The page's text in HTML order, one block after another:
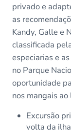
privado e
as
Kandy, Galle e
classificada
especiarias e
no Parque
oportunidade
nos mangais
Excursão
volta da